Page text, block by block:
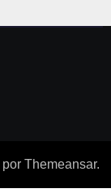
por Themeansar.